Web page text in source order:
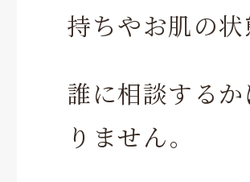
持ちやお肌の
誰に相談する
りません。